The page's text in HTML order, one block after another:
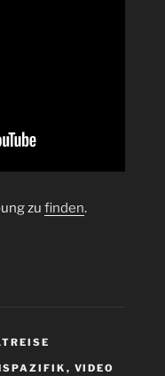
zu finden.
, VIDEO